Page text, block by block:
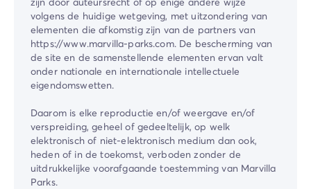
volgens de huidige wetgeving, met uitzondering van
elementen die afkomstig zijn van de partners van
https://www.marvilla-parks.com. De bescherming van
de site en de samenstellende elementen ervan valt
onder nationale en internationale intellectuele
eigendomswetten.
Daarom is elke reproductie en/of weergave en/of
verspreiding, geheel of gedeeltelijk, op welk
elektronisch of niet-elektronisch medium dan ook,
heden of in de toekomst, verboden zonder de
uitdrukkelijke voorafgaande toestemming van Marvilla
Parks.